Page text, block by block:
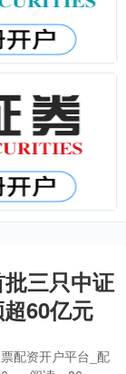
三只中证
60亿元
配资开户平台_配